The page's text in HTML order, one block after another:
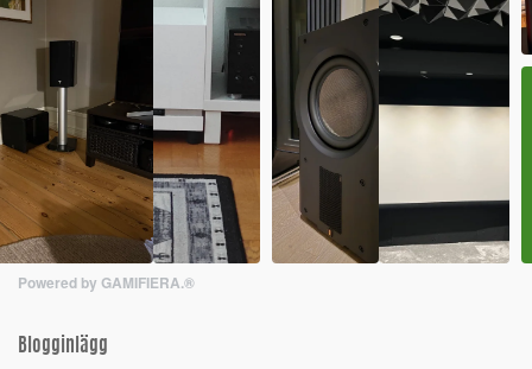
Powered by GAMIFIERA.®
Blogginlägg